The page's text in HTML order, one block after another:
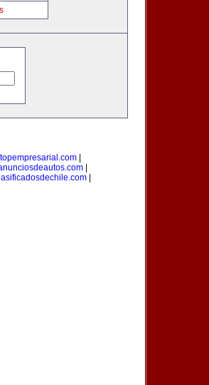
topempresarial.com
|